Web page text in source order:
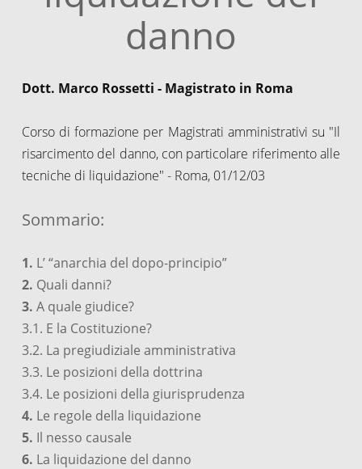
danno
Dott. Marco Rossetti - Magistrato in Roma
Corso di formazione per Magistrati amministrativi su "Il
risarcimento del danno, con particolare riferimento alle
tecniche di liquidazione" - Roma, 01/12/03
Sommario:
1. L’ “anarchia del dopo-principio”
2. Quali danni?
3. A quale giudice?
3.1. E la Costituzione?
3.2. La pregiudiziale amministrativa
3.3. Le posizioni della dottrina
3.4. Le posizioni della giurisprudenza
4. Le regole della liquidazione
5. Il nesso causale
6. La liquidazione del danno